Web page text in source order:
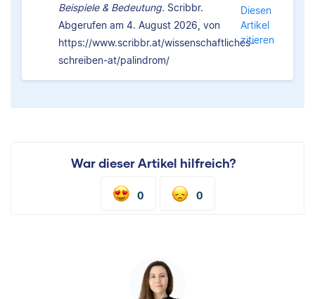
Beispiele & Bedeutung. Scribbr.
Abgerufen am 4. August 2026, von
https://www.scribbr.at/wissenschaftliches-
schreiben-at/palindrom/
Diesen
Artikel
zitieren
War dieser Artikel hilfreich?
0 0